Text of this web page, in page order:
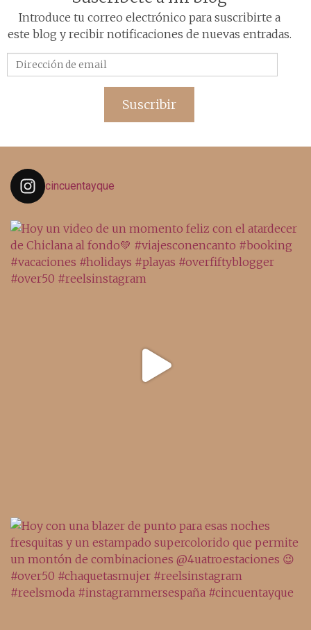
Introduce tu correo electrónico para suscribirte a
este blog y recibir notificaciones de nuevas entradas.
de
Suscribir
cincuentayque